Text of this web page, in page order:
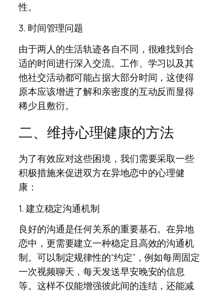
性。
3. 时间管理问题
由于两人的生活轨迹各自不同，很难找到合
适的时间进行深入交流。工作、学习以及其
他社交活动都可能占据大部分时间，这使得
原本应该增进了解和亲密度的互动反而显得
稀少且敷衍。
二、维持心理健康的方法
为了有效应对这些困境，我们需要采取一些
积极措施来促进双方在异地恋中的心理健
康：
1. 建立稳定沟通机制
良好的沟通是任何关系的重要基石。在异地
恋中，更需要建立一种稳定且高效的沟通机
制。可以制定规律性的“约定”，例如每周固定
一次视频聊天，每天发送早安晚安的信息
等。这样不仅能增强彼此间的连结，还能减